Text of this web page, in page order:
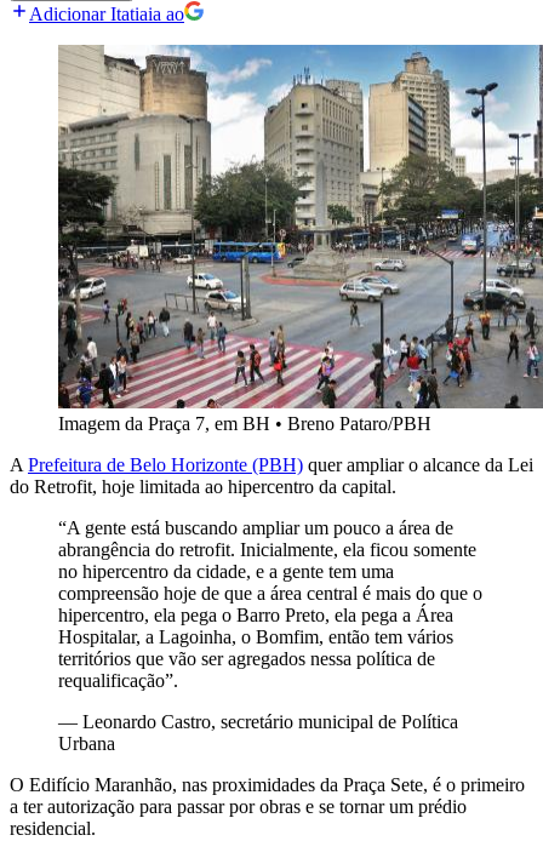
Adicionar Itatiaia ao
Imagem da Praça 7, em BH • Breno Pataro/PBH
A Prefeitura de Belo Horizonte (PBH) quer ampliar o alcance da Lei
do Retrofit, hoje limitada ao hipercentro da capital.
“A gente está buscando ampliar um pouco a área de
abrangência do retrofit. Inicialmente, ela ficou somente
no hipercentro da cidade, e a gente tem uma
compreensão hoje de que a área central é mais do que o
hipercentro, ela pega o Barro Preto, ela pega a Área
Hospitalar, a Lagoinha, o Bomfim, então tem vários
territórios que vão ser agregados nessa política de
requalificação”.
— Leonardo Castro, secretário municipal de Política
Urbana
O Edifício Maranhão, nas proximidades da Praça Sete, é o primeiro
a ter autorização para passar por obras e se tornar um prédio
residencial.